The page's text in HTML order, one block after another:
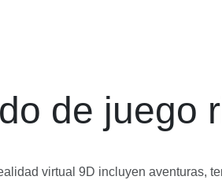
de juego
virtual 9D incluyen aventuras,